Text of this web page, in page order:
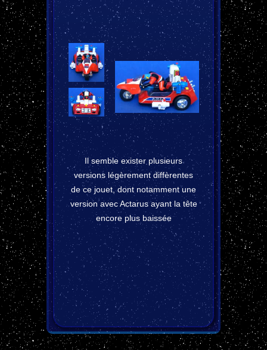
Il semble exister plusieurs
versions légèrement diffèrentes
de ce jouet, dont notamment une
version avec Actarus ayant la tête
encore plus baissée